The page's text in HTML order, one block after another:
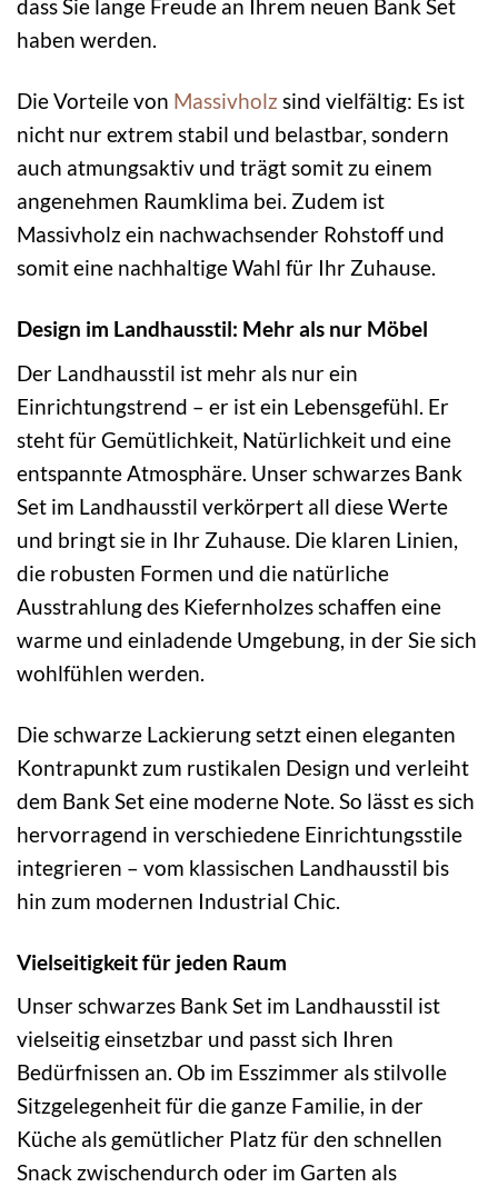
dass Sie lange Freude an Ihrem neuen Bank Set
haben werden.
Die Vorteile von Massivholz sind vielfältig: Es ist
nicht nur extrem stabil und belastbar, sondern
auch atmungsaktiv und trägt somit zu einem
angenehmen Raumklima bei. Zudem ist
Massivholz ein nachwachsender Rohstoff und
somit eine nachhaltige Wahl für Ihr Zuhause.
Design im Landhausstil: Mehr als nur Möbel
Der Landhausstil ist mehr als nur ein
Einrichtungstrend – er ist ein Lebensgefühl. Er
steht für Gemütlichkeit, Natürlichkeit und eine
entspannte Atmosphäre. Unser schwarzes Bank
Set im Landhausstil verkörpert all diese Werte
und bringt sie in Ihr Zuhause. Die klaren Linien,
die robusten Formen und die natürliche
Ausstrahlung des Kiefernholzes schaffen eine
warme und einladende Umgebung, in der Sie sich
wohlfühlen werden.
Die schwarze Lackierung setzt einen eleganten
Kontrapunkt zum rustikalen Design und verleiht
dem Bank Set eine moderne Note. So lässt es sich
hervorragend in verschiedene Einrichtungsstile
integrieren – vom klassischen Landhausstil bis
hin zum modernen Industrial Chic.
Vielseitigkeit für jeden Raum
Unser schwarzes Bank Set im Landhausstil ist
vielseitig einsetzbar und passt sich Ihren
Bedürfnissen an. Ob im Esszimmer als stilvolle
Sitzgelegenheit für die ganze Familie, in der
Küche als gemütlicher Platz für den schnellen
Snack zwischendurch oder im Garten als